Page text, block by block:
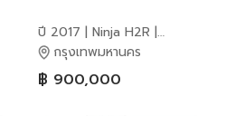
ปี 2017 | Ninja H2R |
Kawasaki
กรุงเทพมหานคร
฿ 900,000